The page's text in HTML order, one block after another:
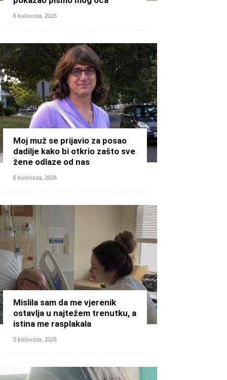
6 kolovoza, 2026
Moj muž se prijavio za posao
dadilje kako bi otkrio zašto sve
žene odlaze od nas
6 kolovoza, 2026
Mislila sam da me vjerenik
ostavlja u najtežem trenutku, a
istina me rasplakala
5 kolovoza, 2026